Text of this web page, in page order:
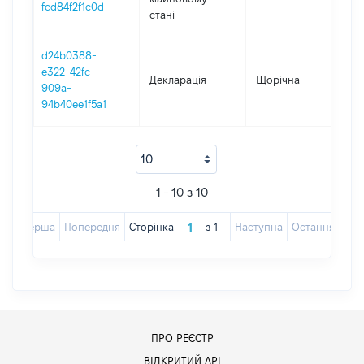
fcd84f2f1c0d
стані
d24b0388-
e322-42fc-
909a-
94b40ee1f5a1
Декларація Щорічна
1 - 10 з 10
Перша Попередня Сторінка з 1 Наступна Остання
ПРО РЕЄСТР
ВІДКРИТИЙ АРІ